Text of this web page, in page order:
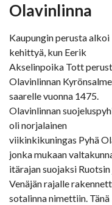
Olavinlinna
Kaupungin perusta alkoi
kehittyä, kun Eerik
Akselinpoika Tott
Olavinlinnan
saarelle vuonna 1475.
Olavinlinnan
oli norjalainen
viikinkikuningas Pyhä
jonka mukaan
itärajan suojaksi Ruotsin
Venäjän rajalle
sotalinna nimettiin. Tänä